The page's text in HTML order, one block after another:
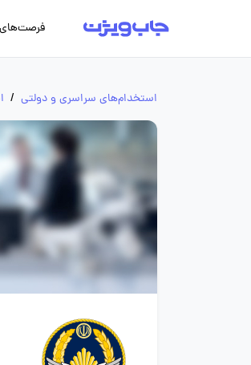
استخدام‌های سراسری و دولتی /